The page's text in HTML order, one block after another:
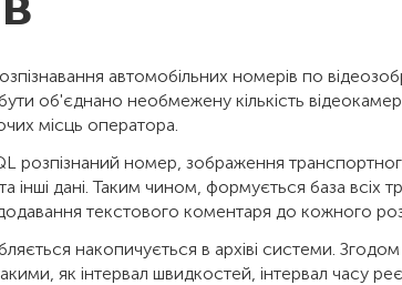
автомобільних номерів по
об'єднано необмежену кількість
місць оператора.
розпізнаний номер, зображення
інші дані. Таким чином, формується база
текстового коментаря до кожного
накопичується в архіві системи.
як інтервал швидкостей, інтервал часу